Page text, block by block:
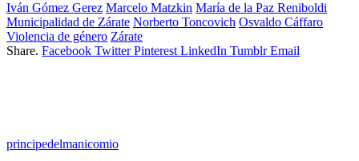
Iván Gómez Gerez Marcelo Matzkin María de la Paz Reniboldi
Municipalidad de Zárate Norberto Toncovich Osvaldo Cáffaro
Violencia de género Zárate
Share. Facebook Twitter Pinterest LinkedIn Tumblr Email
principedelmanicomio